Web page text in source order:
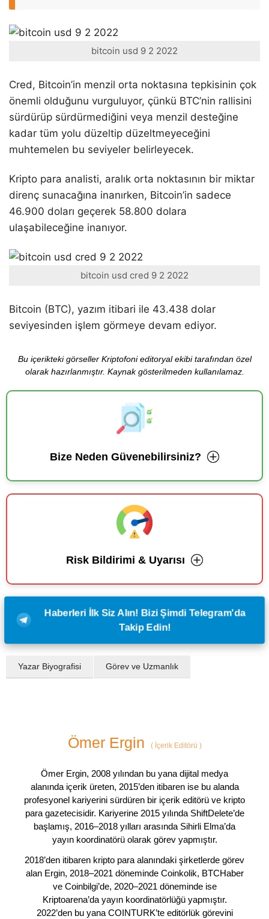
bitcoin usd 9 2 2022
Cred, Bitcoin’in menzil orta noktasına tepkisinin çok
önemli olduğunu vurguluyor, çünkü BTC’nin rallisini
sürdürüp sürdürmediğini veya menzil desteğine
kadar tüm yolu düzeltip düzeltmeyeceğini
muhtemelen bu seviyeler belirleyecek.
Kripto para analisti, aralık orta noktasının bir miktar
direnç sunacağına inanırken, Bitcoin’in sadece
46.900 doları geçerek 58.800 dolara
ulaşabileceğine inanıyor.
bitcoin usd cred 9 2 2022
Bitcoin (BTC), yazım itibari ile 43.438 dolar
seviyesinden işlem görmeye devam ediyor.
Bu içerikteki görseller Kriptofoni editoryal ekibi tarafından özel
olarak hazırlanmıştır. Kaynak gösterilmeden kullanılamaz.
Bize Neden Güvenebilirsiniz?
Risk Bildirimi & Uyarısı
Haberleri İlk Siz Alın! Bizi Şimdi Telegram'da
Takip Edin!
Yazar Biyografisi Görev ve Uzmanlık
Ömer Ergin (İçerik Editörü )
Ömer Ergin, 2008 yılından bu yana dijital medya
alanında içerik üreten, 2015’den itibaren ise bu alanda
profesyonel kariyerini sürdüren bir içerik editörü ve kripto
para gazetecisidir. Kariyerine 2015 yılında ShiftDelete’de
başlamış, 2016–2018 yılları arasında Sihirli Elma’da
yayın koordinatörü olarak görev yapmıştır.
2018’den itibaren kripto para alanındaki şirketlerde görev
alan Ergin, 2018–2021 döneminde Coinkolik, BTCHaber
ve Coinbilgi’de, 2020–2021 döneminde ise
Kriptoarena’da yayın koordinatörlüğü yapmıştır.
2022’den bu yana COINTURK’te editörlük görevini